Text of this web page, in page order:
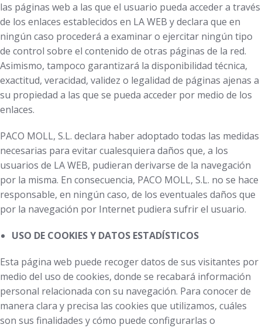
las páginas web a las que el usuario pueda acceder a través
de los enlaces establecidos en LA WEB y declara que en
ningún caso procederá a examinar o ejercitar ningún tipo
de control sobre el contenido de otras páginas de la red.
Asimismo, tampoco garantizará la disponibilidad técnica,
exactitud, veracidad, validez o legalidad de páginas ajenas a
su propiedad a las que se pueda acceder por medio de los
enlaces.
PACO MOLL, S.L. declara haber adoptado todas las medidas
necesarias para evitar cualesquiera daños que, a los
usuarios de LA WEB, pudieran derivarse de la navegación
por la misma. En consecuencia, PACO MOLL, S.L. no se hace
responsable, en ningún caso, de los eventuales daños que
por la navegación por Internet pudiera sufrir el usuario.
USO DE COOKIES Y DATOS ESTADÍSTICOS
Esta página web puede recoger datos de sus visitantes por
medio del uso de cookies, donde se recabará información
personal relacionada con su navegación. Para conocer de
manera clara y precisa las cookies que utilizamos, cuáles
son sus finalidades y cómo puede configurarlas o